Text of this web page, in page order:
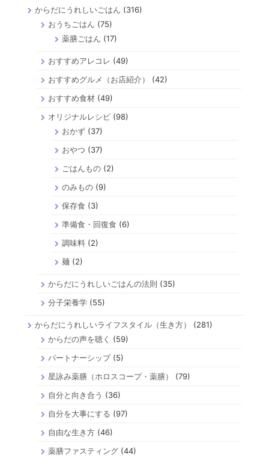
からだにうれしいごはん (316)
おうちごはん (75)
薬膳ごはん (17)
おすすめアレコレ (49)
おすすめグルメ（お店紹介）
(42)
おすすめ食材 (49)
オリジナルレシピ (98)
おかず(37)
おやつ (37)
ごはんもの(2)
のみもの(9)
保存食 (3)
準備食・回復食 (6)
調味料(2)
麺 (2)
からだにうれしいごはんの法則 (35)
分子栄養学 (55)
からだにうれしいライフスタイル（生き方）
(281)
からだの声を聴く
(59)
パートナーシップ(5)
星詠み薬膳（ホロスコープ・薬膳）
(79)
自分と向き合う (36)
自分を大事にする (97)
自由な生き方 (46)
薬膳ファスティング (44)